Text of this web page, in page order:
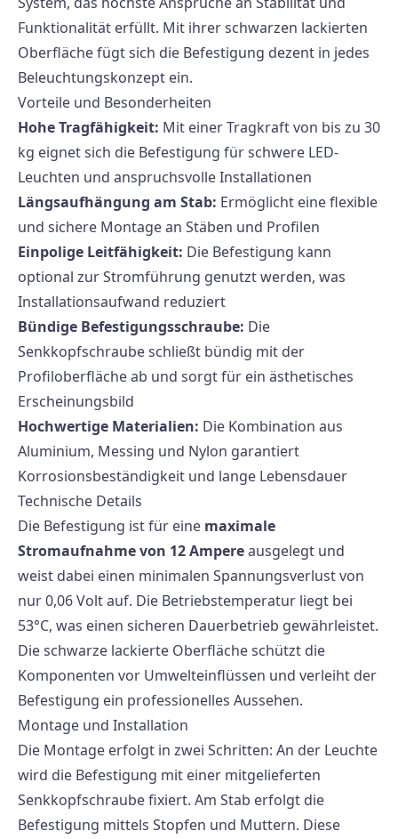
Funktionalität erfüllt. Mit ihrer schwarzen lackierten
Oberfläche fügt sich die Befestigung dezent in jedes
Beleuchtungskonzept ein.
Vorteile und Besonderheiten
Hohe Tragfähigkeit: Mit einer Tragkraft von bis zu 30
kg eignet sich die Befestigung für schwere LED-
Leuchten und anspruchsvolle Installationen
Längsaufhängung am Stab: Ermöglicht eine flexible
und sichere Montage an Stäben und Profilen
Einpolige Leitfähigkeit: Die Befestigung kann
optional zur Stromführung genutzt werden, was
Installationsaufwand reduziert
Bündige Befestigungsschraube: Die
Senkkopfschraube schließt bündig mit der
Profiloberfläche ab und sorgt für ein ästhetisches
Erscheinungsbild
Hochwertige Materialien: Die Kombination aus
Aluminium, Messing und Nylon garantiert
Korrosionsbeständigkeit und lange Lebensdauer
Technische Details
Die Befestigung ist für eine maximale
Stromaufnahme von 12 Ampereausgelegt und
weist dabei einen minimalen Spannungsverlust von
nur 0,06 Volt auf. Die Betriebstemperatur liegt bei
53°C, was einen sicheren Dauerbetrieb gewährleistet.
Die schwarze lackierte Oberfläche schützt die
Komponenten vor Umwelteinflüssen und verleiht der
Befestigung ein professionelles Aussehen.
Montage und Installation
Die Montage erfolgt in zwei Schritten: An der Leuchte
wird die Befestigung mit einer mitgelieferten
Senkkopfschraube fixiert. Am Stab erfolgt die
Befestigung mittels Stopfen und Muttern. Diese